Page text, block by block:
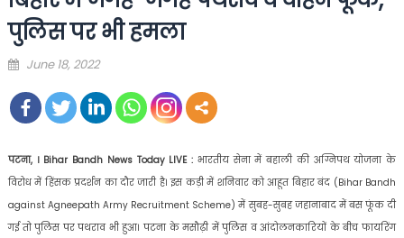
पुलिस पर भी हमला
Posted
June 18, 2022
पटना, । Bihar Bandh News Today LIVE : भारतीय सेना में बहाली की अग्निपथ योजना के
विरोध में हिंसक प्रदर्शन का दौर जारी है। इस कड़ी में शनिवार को आहूत बिहार बंद (Bihar Bandh
against Agneepath Army Recruitment Scheme) में सुबह-सुबह जहानाबाद में बस फूंक दी
गई तो पुलिस पर पथराव भी हुआ। पटना के मसौढ़ी में पुलिस व आंदोलनकारियों के बीच फायरिंग